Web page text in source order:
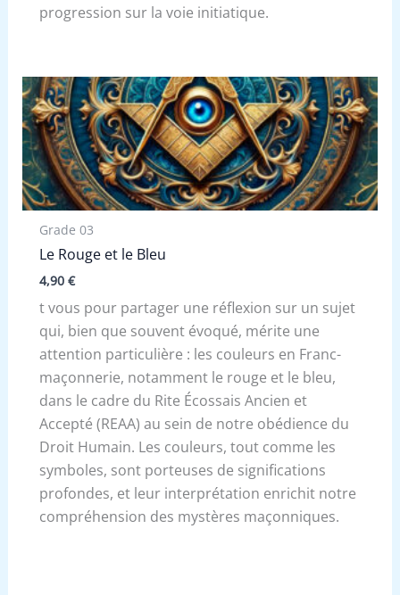
progression sur la voie initiatique.
Grade 03
Le Rouge et le Bleu
4,90 €
t vous pour partager une réflexion sur un sujet
qui, bien que souvent évoqué, mérite une
attention particulière : les couleurs en Franc-
maçonnerie, notamment le rouge et le bleu,
dans le cadre du Rite Écossais Ancien et
Accepté (REAA) au sein de notre obédience du
Droit Humain. Les couleurs, tout comme les
symboles, sont porteuses de significations
profondes, et leur interprétation enrichit notre
compréhension des mystères maçonniques.